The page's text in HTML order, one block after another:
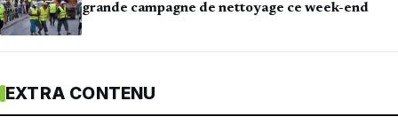
grande campagne de nettoyage ce week-end
EXTRA CONTENU